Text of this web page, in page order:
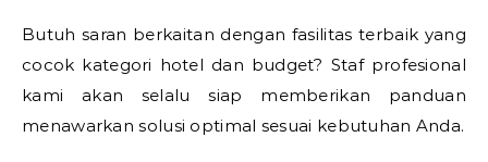
Butuh saran berkaitan dengan fasilitas terbaik yang
cocok kategori hotel dan budget? Staf profesional
kami akan selalu siap memberikan panduan
menawarkan solusi optimal sesuai kebutuhan Anda.